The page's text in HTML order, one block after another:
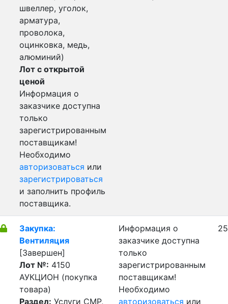
швеллер, уголок,
арматура,
проволока,
оцинковка, медь,
алюминий)
Лот с открытой
ценой
Информация о
заказчике доступна
только
зарегистрированным
поставщикам!
Необходимо
авторизоваться или
зарегистрироваться
и заполнить профиль
поставщика.
Закупка:
Вентиляция
[Завершен]
Лот №: 4150
АУКЦИОН (покупка
товара)
Раздел: Услуги СМР,
Информация о
заказчике доступна
только
зарегистрированным
поставщикам!
Необходимо
авторизоваться или